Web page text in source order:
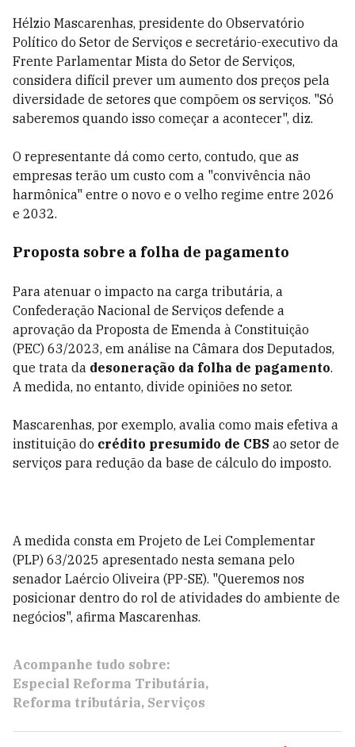
Hélzio Mascarenhas, presidente do Observatório
Político do Setor de Serviços e secretário-executivo da
Frente Parlamentar Mista do Setor de Serviços,
considera difícil prever um aumento dos preços pela
diversidade de setores que compõem os serviços. "Só
saberemos quando isso começar a acontecer", diz.
O representante dá como certo, contudo, que as
empresas terão um custo com a "convivência não
harmônica" entre o novo e o velho regime entre 2026
e 2032.
Proposta sobre a folha de pagamento
Para atenuar o impacto na carga tributária, a
Confederação Nacional de Serviços defende a
aprovação da Proposta de Emenda à Constituição
(PEC) 63/2023, em análise na Câmara dos Deputados,
que trata da desoneração da folha de pagamento.
A medida, no entanto, divide opiniões no setor.
Mascarenhas, por exemplo, avalia como mais efetiva a
instituição do crédito presumido de CBS ao setor de
serviços para redução da base de cálculo do imposto.
A medida consta em Projeto de Lei Complementar
(PLP) 63/2025 apresentado nesta semana pelo
senador Laércio Oliveira (PP-SE). "Queremos nos
posicionar dentro do rol de atividades do ambiente de
negócios", afirma Mascarenhas.
Acompanhe tudo sobre:
Especial Reforma Tributária
Reforma tributária Serviços